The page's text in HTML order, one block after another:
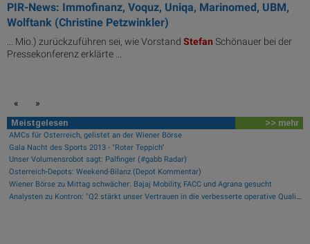
PIR-News: Immofinanz, Voquz, Uniqa, Marinomed, UBM,
Wolftank (Christine Petzwinkler)
... Mio.) zurückzuführen sei, wie Vorstand Stefan Schönauer bei der
Pressekonferenz erklärte ...
« »
Meistgelesen >> mehr
AMCs für Österreich, gelistet an der Wiener Börse
Gala Nacht des Sports 2013 - "Roter Teppich"
Unser Volumensrobot sagt: Palfinger (#gabb Radar)
Österreich-Depots: Weekend-Bilanz (Depot Kommentar)
Wiener Börse zu Mittag schwächer: Bajaj Mobility, FACC und Agrana gesucht
Analysten zu Kontron: "Q2 stärkt unser Vertrauen in die verbesserte operative Qualität"